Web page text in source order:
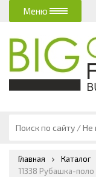
Меню
Главная Каталог
11338 Рубашка-поло